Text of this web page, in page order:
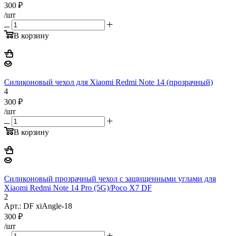
300 ₽
/шт
В корзину
Силиконовый чехол для Xiaomi Redmi Note 14 (прозрачный)
4
300 ₽
/шт
В корзину
Силиконовый прозрачный чехол с защищенными углами для
Xiaomi Redmi Note 14 Pro (5G)/Poco X7 DF
2
Арт.: DF xiAngle-18
300 ₽
/шт